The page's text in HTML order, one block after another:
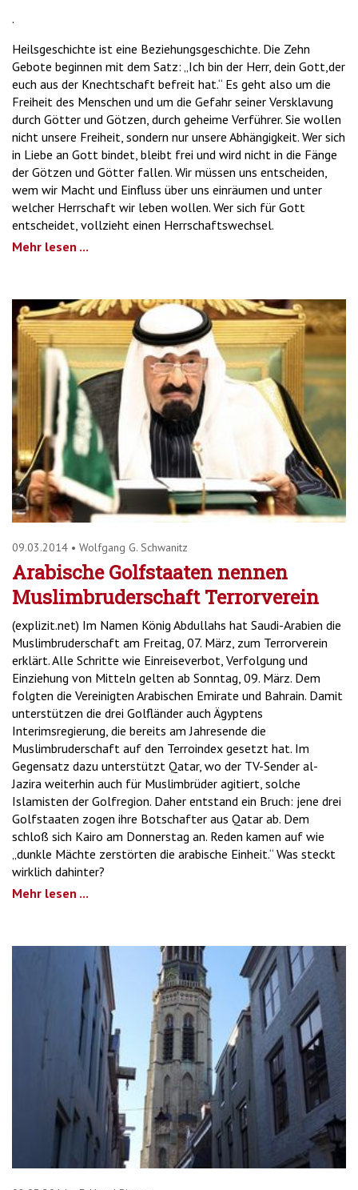
.
Heilsgeschichte ist eine Beziehungsgeschichte. Die Zehn
Gebote beginnen mit dem Satz: „Ich bin der Herr, dein Gott,der
euch aus der Knechtschaft befreit hat.“ Es geht also um die
Freiheit des Menschen und um die Gefahr seiner Versklavung
durch Götter und Götzen, durch geheime Verführer. Sie wollen
nicht unsere Freiheit, sondern nur unsere Abhängigkeit. Wer sich
in Liebe an Gott bindet, bleibt frei und wird nicht in die Fänge
der Götzen und Götter fallen. Wir müssen uns entscheiden,
wem wir Macht und Einfluss über uns einräumen und unter
welcher Herrschaft wir leben wollen. Wer sich für Gott
entscheidet, vollzieht einen Herrschaftswechsel.
Mehr lesen ...
09.03.2014 • Wolfgang G. Schwanitz
Arabische Golfstaaten nennen
Muslimbruderschaft Terrorverein
(explizit.net) Im Namen König Abdullahs hat Saudi-Arabien die
Muslimbruderschaft am Freitag, 07. März, zum Terrorverein
erklärt. Alle Schritte wie Einreiseverbot, Verfolgung und
Einziehung von Mitteln gelten ab Sonntag, 09. März. Dem
folgten die Vereinigten Arabischen Emirate und Bahrain. Damit
unterstützen die drei Golfländer auch Ägyptens
Interimsregierung, die bereits am Jahresende die
Muslimbruderschaft auf den Terroindex gesetzt hat. Im
Gegensatz dazu unterstützt Qatar, wo der TV-Sender al-
Jazira weiterhin auch für Muslimbrüder agitiert, solche
Islamisten der Golfregion. Daher entstand ein Bruch: jene drei
Golfstaaten zogen ihre Botschafter aus Qatar ab. Dem
schloß sich Kairo am Donnerstag an. Reden kamen auf wie
„dunkle Mächte zerstörten die arabische Einheit.“ Was steckt
wirklich dahinter?
Mehr lesen ...